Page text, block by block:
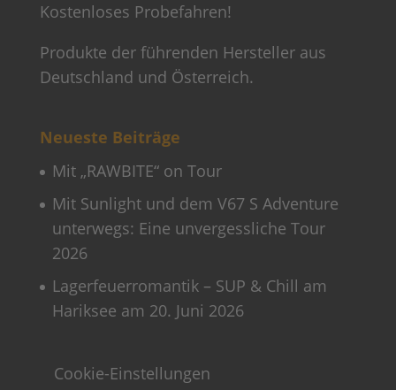
Kostenloses Probefahren!
Produkte der führenden Hersteller aus
Deutschland und Österreich.
Neueste Beiträge
Mit „RAWBITE“ on Tour
Mit Sunlight und dem V67 S Adventure
unterwegs: Eine unvergessliche Tour
2026
Lagerfeuerromantik – SUP & Chill am
Hariksee am 20. Juni 2026
Cookie-Einstellungen